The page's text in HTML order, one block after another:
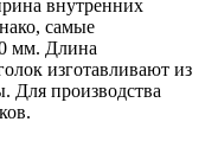
внутренних
самые
мм. Длина
изготавливают из
Для производства